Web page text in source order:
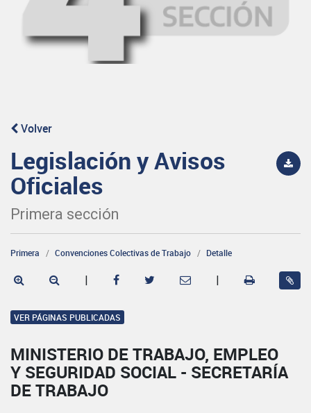
Volver
Legislación y Avisos
Oficiales
Primera sección
Primera Convenciones Colectivas de Trabajo Detalle
| |
VER PÁGINAS PUBLICADAS
MINISTERIO DE TRABAJO, EMPLEO
Y SEGURIDAD SOCIAL - SECRETARÍA
DE TRABAJO